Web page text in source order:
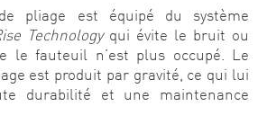
pliage est équipé du système
Technologyqui évite le bruit ou
le fauteuil n’est plus occupé. Le
est produit par gravité, ce qui lui
durabilité et une maintenance